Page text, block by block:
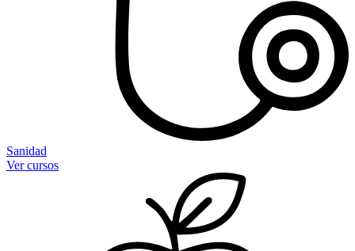
Sanidad
Ver cursos